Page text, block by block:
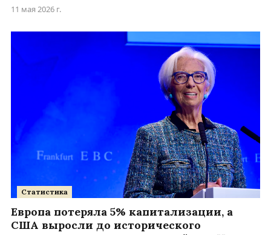
11 мая 2026 г.
Статистика
Европа потеряла 5% капитализации, а
США выросли до исторического